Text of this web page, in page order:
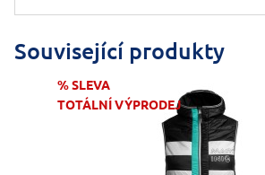
Související produkty
% SLEVA
TOTÁLNÍ VÝPRODEJ